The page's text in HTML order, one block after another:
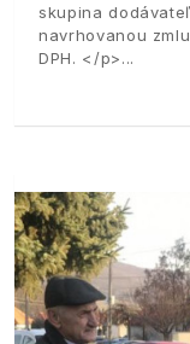
skupina
navrhovanou
DPH. </p>